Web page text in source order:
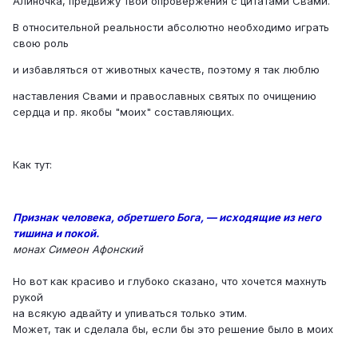
В относительной реальности абсолютно необходимо играть
свою роль
и избавляться от животных качеств, поэтому я так люблю
наставления Свами и православных святых по очищению
сердца и пр. якобы "моих" составляющих.
Как тут:
Признак человека, обретшего Бога, — исходящие из него
тишина и покой.
монах Симеон Афонский
Но вот как красиво и глубоко сказано, что хочется махнуть
рукой
на всякую адвайту и упиваться только этим.
Может, так и сделала бы, если бы это решение было в моих